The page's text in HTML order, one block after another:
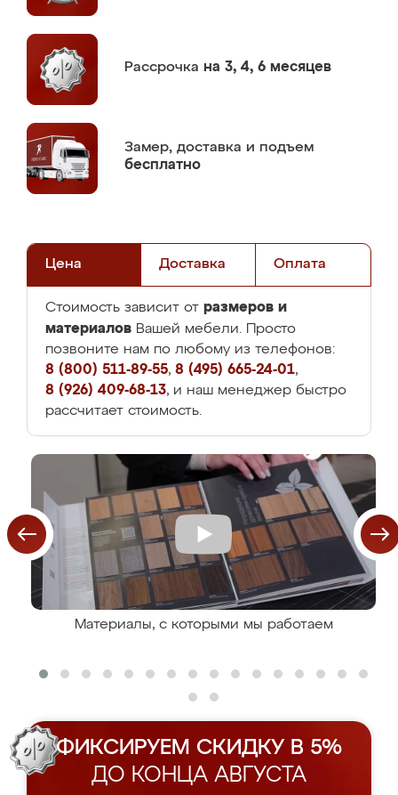
Рассрочка на 3, 4, 6 месяцев
Замер, доставка и подъем
бесплатно
Цена Доставка Оплата
Стоимость зависит от размеров и
материалов Вашей мебели. Просто
позвоните нам по любому из телефонов:
8 (800) 511-89-55, 8 (495) 665-24-01,
8 (926) 409-68-13, и наш менеджер быстро
рассчитает стоимость.
Материалы, с которыми мы работаем
ФИКСИРУЕМ СКИДКУ В 5%
ДО КОНЦА АВГУСТА